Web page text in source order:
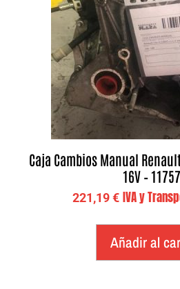
Caja Cambios Manual
16V –
221,19€ IVA y
Añadir al